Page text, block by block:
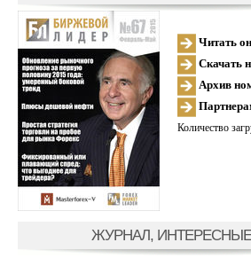
Читать
Скачать
Архив
Количество
ЖУРНАЛ,